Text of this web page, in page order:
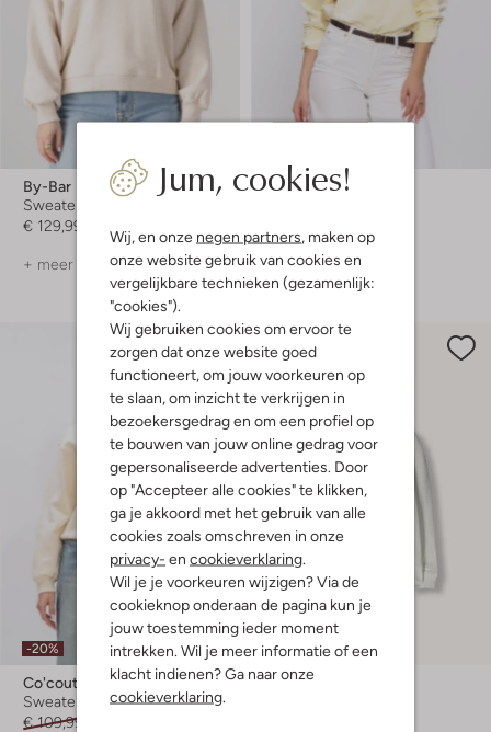
Jum, cookies!
Wij, en onze negen partners, maken op
onze website gebruik van cookies en
vergelijkbare technieken (gezamenlijk:
"cookies").
Wij gebruiken cookies om ervoor te
zorgen dat onze website goed
functioneert, om jouw voorkeuren op
te slaan, om inzicht te verkrijgen in
bezoekersgedrag en om een profiel op
te bouwen van jouw online gedrag voor
gepersonaliseerde advertenties. Door
op "Accepteer alle cookies" te klikken,
ga je akkoord met het gebruik van alle
cookies zoals omschreven in onze
privacy- en cookieverklaring.
Wil je je voorkeuren wijzigen? Via de
cookieknop onderaan de pagina kun je
jouw toestemming ieder moment
intrekken. Wil je meer informatie of een
klacht indienen? Ga naar onze
cookieverklaring.
By-Bar
Sweater
€ 129,99
+ meer kleuren
Calvin Klein
+ meer kleuren
-20%
Co'couture
Sweater
€ 109,99
Laatste items
-50%
Malelions